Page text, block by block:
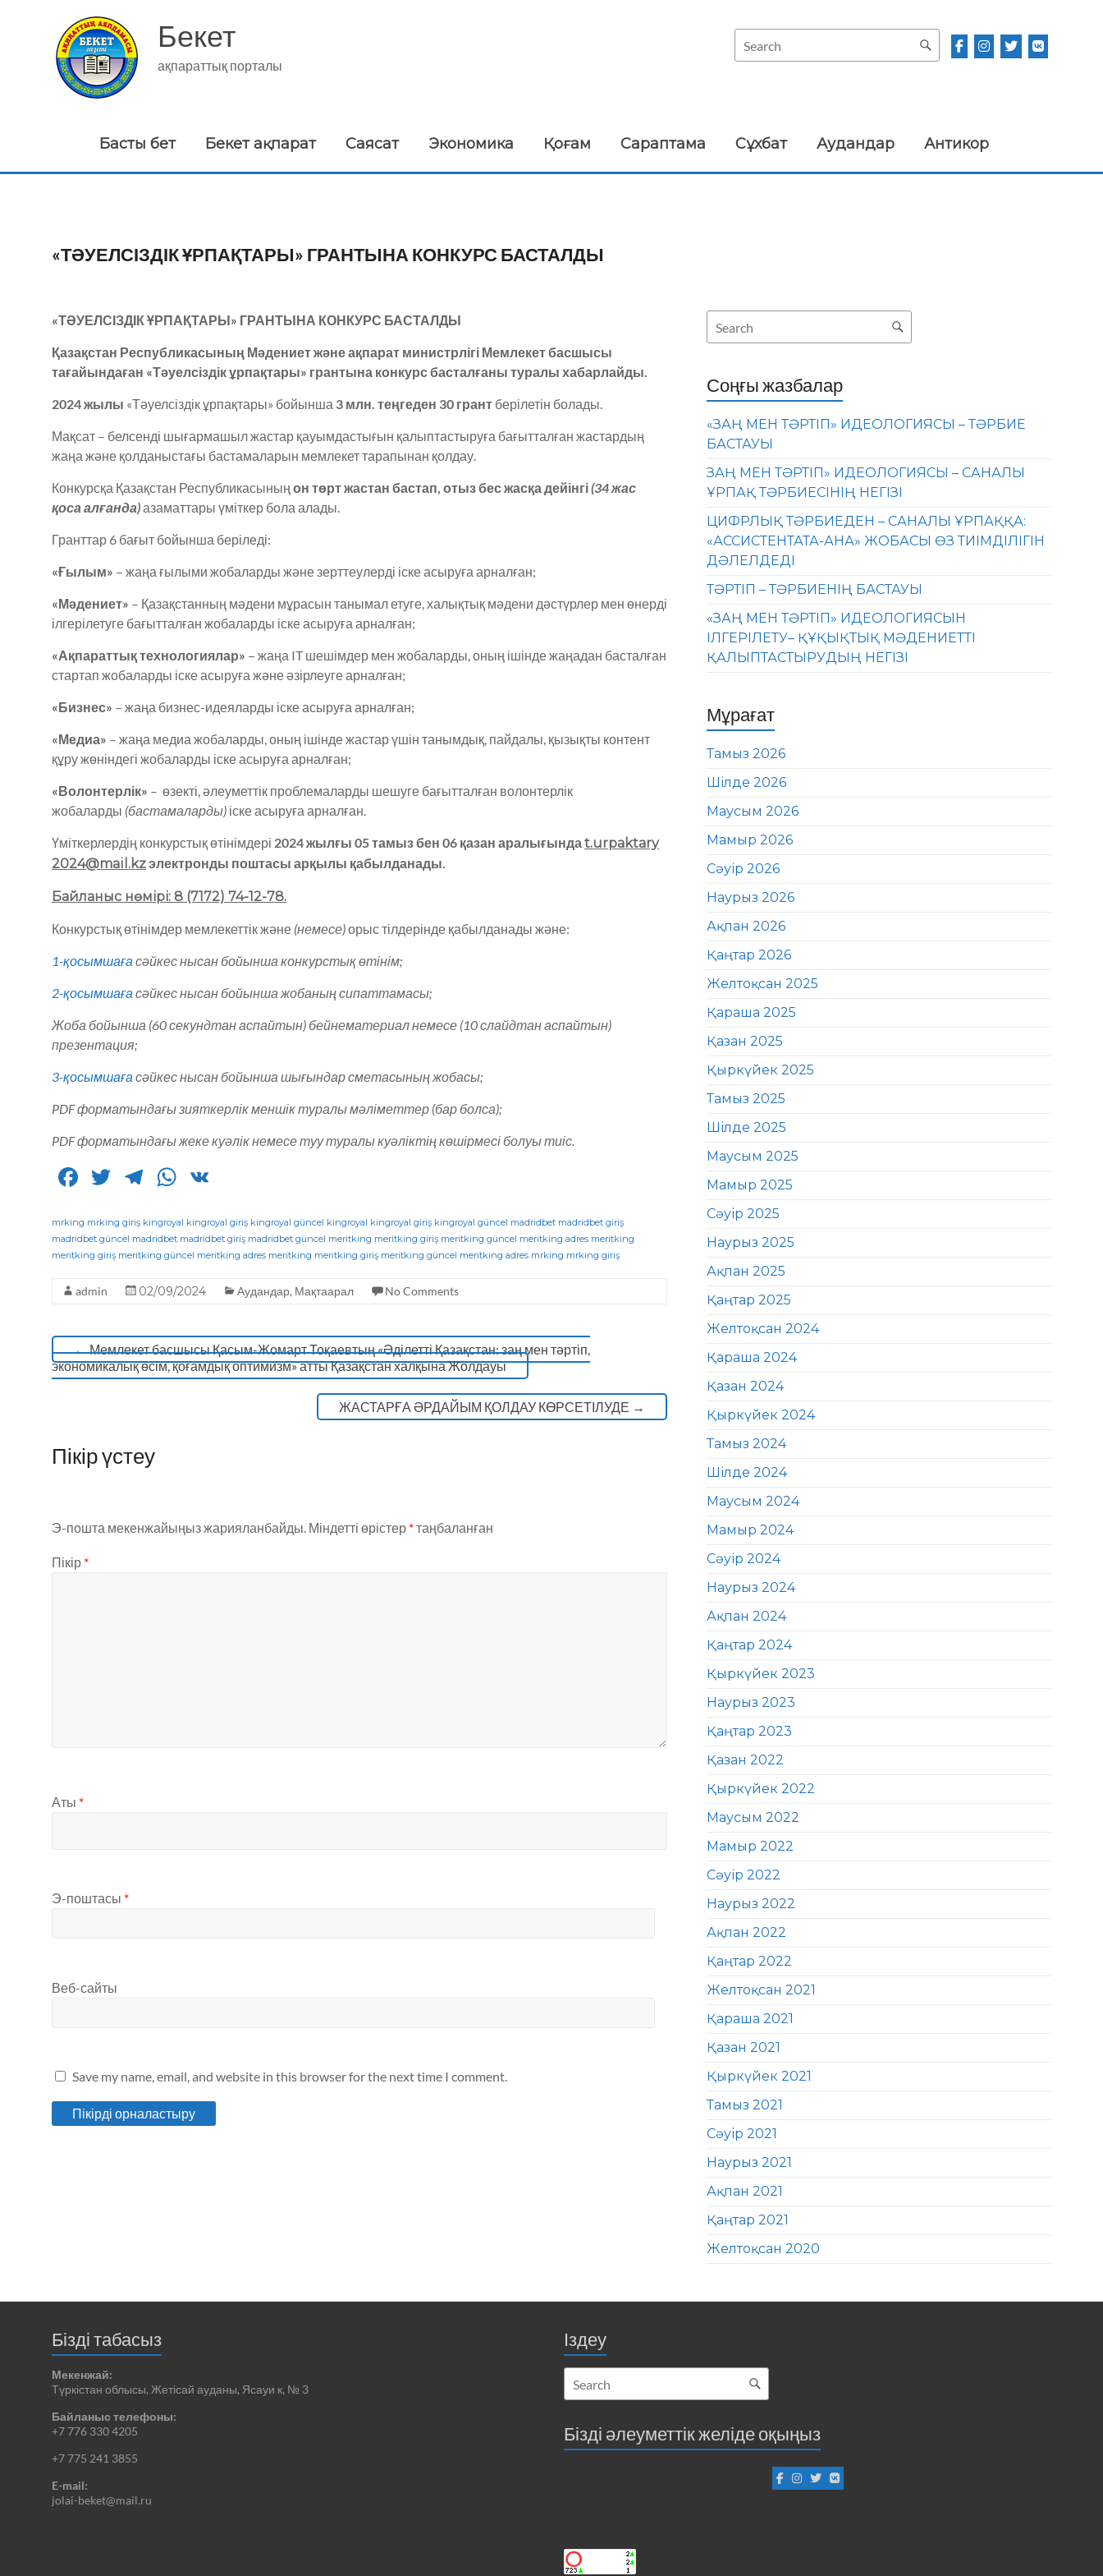
Бекет
ақпараттық порталы
Басты бет Бекет ақпарат Саясат Экономика Қоғам Сараптама Сұхбат Аудандар Антикор
«ТӘУЕЛСІЗДІК ҰРПАҚТАРЫ» ГРАНТЫНА КОНКУРС БАСТАЛДЫ
«ТӘУЕЛСІЗДІК ҰРПАҚТАРЫ» ГРАНТЫНА КОНКУРС БАСТАЛДЫ
Қазақстан Республикасының Мәдениет және ақпарат министрлігі Мемлекет басшысы
тағайындаған «Тәуелсіздік ұрпақтары» грантына конкурс басталғаны туралы хабарлайды.
2024 жылы «Тәуелсіздік ұрпақтары» бойынша 3 млн. теңгеден 30 грант берілетін болады.
Мақсат – белсенді шығармашыл жастар қауымдастығын қалыптастыруға бағытталған жастардың
жаңа және қолданыстағы бастамаларын мемлекет тарапынан қолдау.
Конкурсқа Қазақстан Республикасының он төрт жастан бастап, отыз бес жасқа дейінгі(34 жас
қоса алғанда)азаматтары үміткер бола алады.
Гранттар 6 бағыт бойынша беріледі:
«Ғылым» – жаңа ғылыми жобаларды және зерттеулерді іске асыруға арналған;
«Мәдениет» – Қазақстанның мәдени мұрасын танымал етуге, халықтық мәдени дәстүрлер мен өнерді
ілгерілетуге бағытталған жобаларды іске асыруға арналған;
«Ақпараттық технологиялар» – жаңа IT шешімдер мен жобаларды, оның ішінде жаңадан басталған
стартап жобаларды іске асыруға және әзірлеуге арналған;
«Бизнес» – жаңа бизнес-идеяларды іске асыруға арналған;
«Медиа» – жаңа медиа жобаларды, оның ішінде жастар үшін танымдық, пайдалы, қызықты контент
құру жөніндегі жобаларды іске асыруға арналған;
«Волонтерлік» – өзекті, әлеуметтік проблемаларды шешуге бағытталған волонтерлік
жобаларды (бастамаларды) іске асыруға арналған.
Үміткерлердің конкурстық өтінімдері 2024 жылғы 05 тамыз бен 06 қазан аралығындаt.urpaktary
2024@mail.kzэлектронды поштасы арқылы қабылданады.
Байланыс нөмірі: 8 (7172) 74-12-78.
Конкурстық өтінімдер мемлекеттік және (немесе)орыс тілдерінде қабылданады және:
1-қосымшаға сәйкес нысан бойынша конкурстық өтінім;
2-қосымшаға сәйкес нысан бойынша жобаның сипаттамасы;
Жоба бойынша (60 секундтан аспайтын) бейнематериал немесе (10 слайдтан аспайтын)
презентация;
3-қосымшаға сәйкес нысан бойынша шығындар сметасының жобасы;
PDF форматындағы зияткерлік меншік туралы мәліметтер (бар болса);
PDF форматындағы жеке куәлік немесе туу туралы куәліктің көшірмесі болуы тиіс.
F
c
e
b
o
k
T
it
te
T
e
g
ra
m
W
a
ts
A
p
mrking mrking giriş kingroyal kingroyal giriş kingroyal güncel kingroyal kingroyal giriş kingroyal güncel madridbet madridbet giriş
madridbet güncel madridbet madridbet giriş madridbet güncel meritking meritking giriş meritking güncel meritking adres meritking
meritking giriş meritking güncel meritking adres meritking meritking giriş meritking güncel meritking adres mrking mrking giriş
admin 02/09/2024 Аудандар, Мақтаарал No Comments
←Мемлекет басшысы Қасым-Жомарт Тоқаевтың «Әділетті Қазақстан: заң мен тәртіп,
экономикалық өсім, қоғамдық оптимизм» атты Қазақстан халқына Жолдауы
ЖАСТАРҒА ӘРДАЙЫМ ҚОЛДАУ КӨРСЕТІЛУДЕ →
Пікір үстеу
Э-пошта мекенжайыңыз жарияланбайды. Міндетті өрістер *таңбаланған
Пікір *
Аты *
Э-поштасы *
Веб-сайты
Save my name, email, and website in this browser for the next time I comment.
Соңғы жазбалар
«ЗАҢ МЕН ТӘРТІП» ИДЕОЛОГИЯСЫ – ТӘРБИЕ
БАСТАУЫ
ЗАҢ МЕН ТӘРТІП» ИДЕОЛОГИЯСЫ – САНАЛЫ
ҰРПАҚ ТӘРБИЕСІНІҢ НЕГІЗІ
ЦИФРЛЫҚ ТӘРБИЕДЕН – САНАЛЫ ҰРПАҚҚА:
«АССИСТЕНТАТА-АНА» ЖОБАСЫ ӨЗ ТИІМДІЛІГІН
ДӘЛЕЛДЕДІ
ТӘРТІП – ТӘРБИЕНІҢ БАСТАУЫ
«ЗАҢ МЕН ТӘРТІП» ИДЕОЛОГИЯСЫН
ІЛГЕРІЛЕТУ– ҚҰҚЫҚТЫҚ МӘДЕНИЕТТІ
ҚАЛЫПТАСТЫРУДЫҢ НЕГІЗІ
Мұрағат
Тамыз 2026
Шілде 2026
Маусым 2026
Мамыр 2026
Сәуір 2026
Наурыз 2026
Ақпан 2026
Қаңтар 2026
Желтоқсан 2025
Қараша 2025
Қазан 2025
Қыркүйек 2025
Тамыз 2025
Шілде 2025
Маусым 2025
Мамыр 2025
Сәуір 2025
Наурыз 2025
Ақпан 2025
Қаңтар 2025
Желтоқсан 2024
Қараша 2024
Қазан 2024
Қыркүйек 2024
Тамыз 2024
Шілде 2024
Маусым 2024
Мамыр 2024
Сәуір 2024
Наурыз 2024
Ақпан 2024
Қаңтар 2024
Қыркүйек 2023
Наурыз 2023
Қаңтар 2023
Қазан 2022
Қыркүйек 2022
Маусым 2022
Мамыр 2022
Сәуір 2022
Наурыз 2022
Ақпан 2022
Қаңтар 2022
Желтоқсан 2021
Қараша 2021
Қазан 2021
Қыркүйек 2021
Тамыз 2021
Сәуір 2021
Наурыз 2021
Ақпан 2021
Қаңтар 2021
Желтоқсан 2020
Бізді табасыз
Мекенжай:
Түркістан облысы, Жетісай ауданы, Ясауи к, № 3
Байланыс телефоны:
+7 776 330 4205
+7 775 241 3855
E-mail:
jolai-beket@mail.ru
Іздеу
Бізді әлеуметтік желіде оқыңыз